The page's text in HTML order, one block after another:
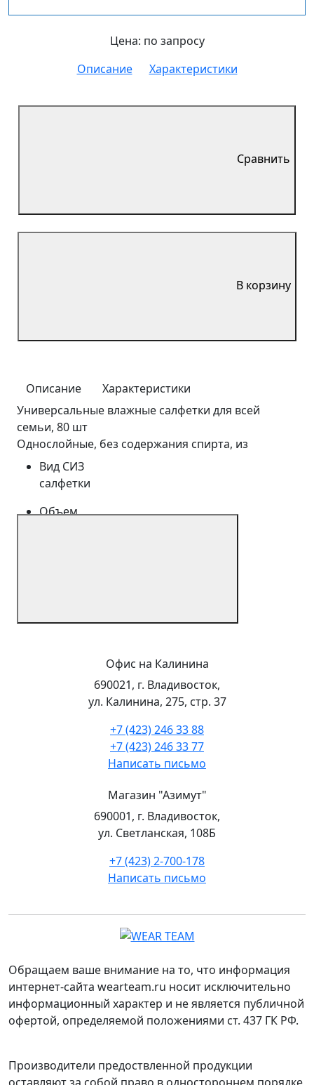
Цена: по запросу
Описание
Характеристики
Сравнить
В корзину
Описание
Характеристики
Универсальные влажные салфетки для всей
семьи, 80 шт
Однослойные, без содержания спирта, из
нетканного материала.
Длина салфетки: 200 мм
Ширина салфетки: 150 мм
Цвет: белый
Вид СИЗ
салфетки
Объем
Рекомендовано для организаций:
Магазины: охота+рыбалка+туризм
Медицинские организации
Строительные организации
Рыбодобывающие организации
Пищевая отрасль
Горнодобывающие организации
Офис на Калинина
690021, г. Владивосток,
ул. Калинина, 275, стр. 37
+7 (423) 246 33 88
+7 (423) 246 33 77
Написать письмо
Магазин "Азимут"
690001, г. Владивосток,
ул. Светланская, 108Б
+7 (423) 2-700-178
Написать письмо
Обращаем ваше внимание на то, что информация
интернет-сайта wearteam.ru носит исключительно
информационный характер и не является публичной
офертой, определяемой положениями ст. 437 ГК РФ.
Производители предоствленной продукции